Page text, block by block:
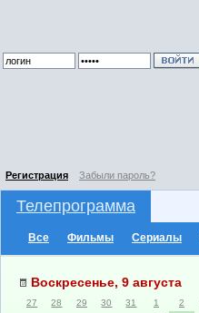
Регистрация Забыли пароль?
Телепрограмма
Все Фильмы Сериалы
Воскресенье, 9 августа
27 28 29 30 31 1 2